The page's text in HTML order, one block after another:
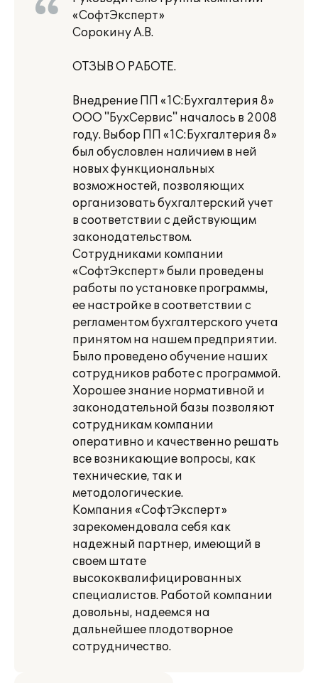
«СофтЭксперт»
Сорокину А.В.
ОТЗЫВ О РАБОТЕ.
Внедрение ПП «1С:Бухгалтерия 8»
ООО "БухСервис" началось в 2008
году. Выбор ПП «1С:Бухгалтерия 8»
был обусловлен наличием в ней
новых функциональных
возможностей, позволяющих
организовать бухгалтерский учет
в соответствии с действующим
законодательством.
Сотрудниками компании
«СофтЭксперт» были проведены
работы по установке программы,
ее настройке в соответствии с
регламентом бухгалтерского учета
принятом на нашем предприятии.
Было проведено обучение наших
сотрудников работе с программой.
Хорошее знание нормативной и
законодательной базы позволяют
сотрудникам компании
оперативно и качественно решать
все возникающие вопросы, как
технические, так и
методологические.
Компания «СофтЭксперт»
зарекомендовала себя как
надежный партнер, имеющий в
своем штате
высококвалифицированных
специалистов. Работой компании
довольны, надеемся на
дальнейшее плодотворное
сотрудничество.